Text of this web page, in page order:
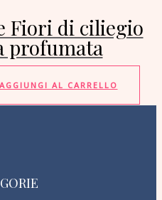
Fiori di ciliegio
profumata
AGGIUNGI AL CARRELLO